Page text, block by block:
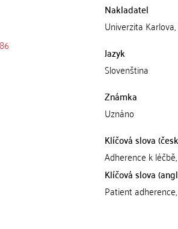
Nakladatel
Univerzita
Jazyk
Slovenština
Známka
Uznáno
Klíčová slova
Adherence k
Klíčová slova
Patient